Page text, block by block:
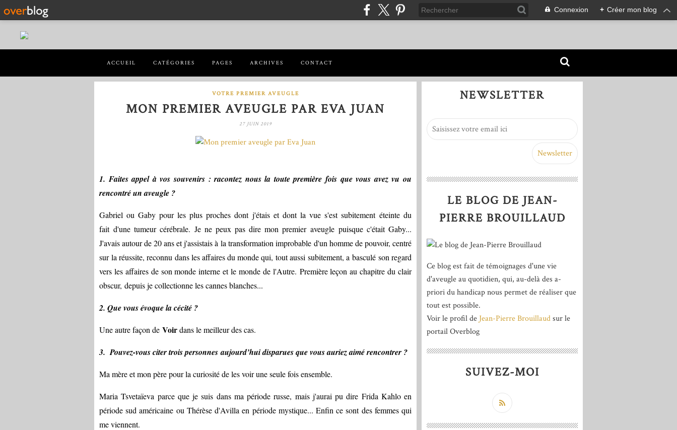
Connexion + Créer mon blog
ACCUEIL CATÉGORIES PAGES ARCHIVES CONTACT
VOTRE PREMIER AVEUGLE
MON PREMIER AVEUGLE PAR EVA JUAN
27 JUIN 2019
1. Faites appel à vos souvenirs : racontez nous la toute première fois que vous avez vu ou
rencontré un aveugle ?
Gabriel ou Gaby pour les plus proches dont j'étais et dont la vue s'est subitement éteinte du
fait d'une tumeur cérébrale. Je ne peux pas dire mon premier aveugle puisque c'était Gaby...
J'avais autour de 20 ans et j'assistais à la transformation improbable d'un homme de pouvoir, centré
sur la réussite, reconnu dans les affaires du monde qui, tout aussi subitement, a basculé son regard
vers les affaires de son monde interne et le monde de l'Autre. Première leçon au chapitre du clair
obscur, depuis je collectionne les cannes blanches...
2. Que vous évoque la cécité ?
Une autre façon de Voirdans le meilleur des cas.
3. Pouvez-vous citer trois personnes aujourd’hui disparues que vous auriez aimé rencontrer ?
Ma mère et mon père pour la curiosité de les voir une seule fois ensemble.
Maria Tsvetaïeva parce que je suis dans ma période russe, mais j'aurai pu dire Frida Kahlo en
période sud américaine ou Thérèse d'Avilla en période mystique... Enfin ce sont des femmes qui
me viennent.
NEWSLETTER
LE BLOG DE JEAN-
PIERRE BROUILLAUD
Ce blog est fait de témoignages d'une vie
d'aveugle au quotidien, qui, au-delà des a-
priori du handicap nous permet de réaliser que
tout est possible.
Voir le profil de Jean-Pierre Brouillaudsur le
portail Overblog
SUIVEZ-MOI